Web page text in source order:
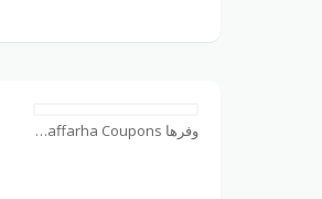
وفرها waffarha Coupons